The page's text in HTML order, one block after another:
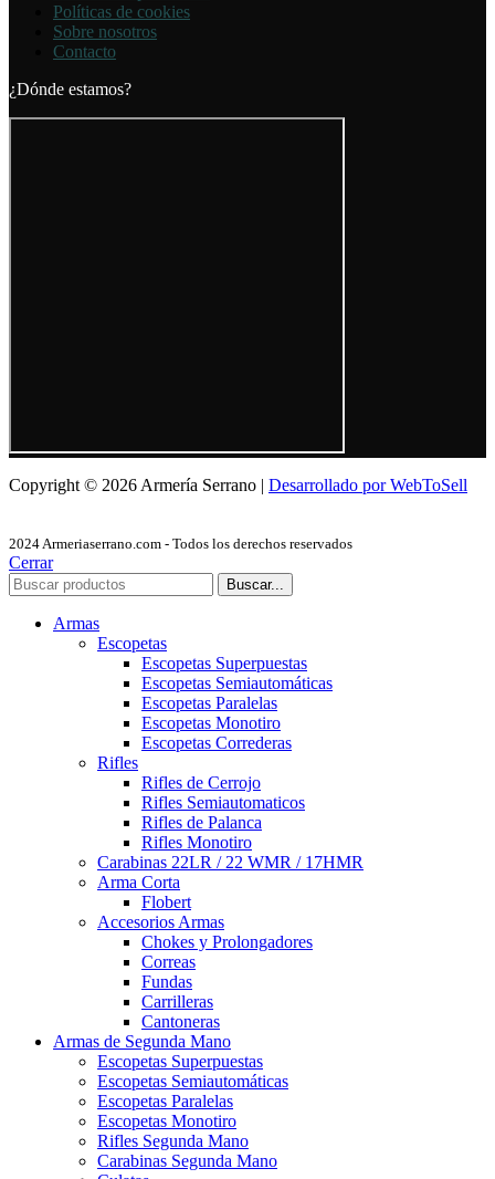
Políticas de cookies
Sobre nosotros
Contacto
¿Dónde estamos?
Copyright © 2026 Armería Serrano | Desarrollado por WebToSell
2024 Armeriaserrano.com - Todos los derechos reservados
Cerrar
Buscar...
Armas
Escopetas
Escopetas Superpuestas
Escopetas Semiautomáticas
Escopetas Paralelas
Escopetas Monotiro
Escopetas Correderas
Rifles
Rifles de Cerrojo
Rifles Semiautomaticos
Rifles de Palanca
Rifles Monotiro
Carabinas 22LR / 22 WMR / 17HMR
Arma Corta
Flobert
Accesorios Armas
Chokes y Prolongadores
Correas
Fundas
Carrilleras
Cantoneras
Armas de Segunda Mano
Escopetas Superpuestas
Escopetas Semiautomáticas
Escopetas Paralelas
Escopetas Monotiro
Rifles Segunda Mano
Carabinas Segunda Mano